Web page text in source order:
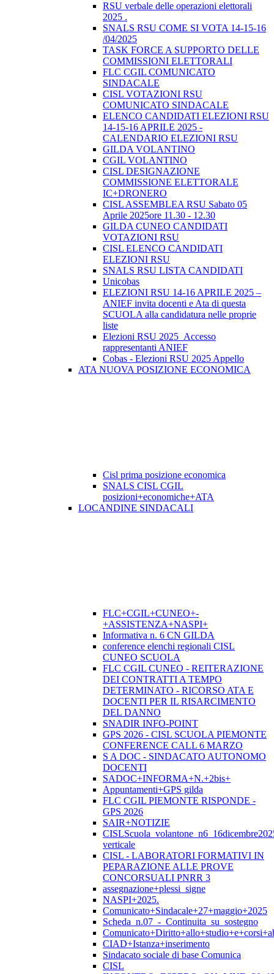
RSU verbale delle operazioni elettorali
2025 .
SNALS RSU COME SI VOTA 14-15-16
/04/2025
TASK FORCE A SUPPORTO DELLE
COMMISSIONI ELETTORALI
FLC CGIL COMUNICATO
SINDACALE
CISL VOTAZIONI RSU
COMUNICATO SINDACALE
ELENCO CANDIDATI ELEZIONI RSU
14-15-16 APRILE 2025 -
CALENDARIO ELEZIONI RSU
GILDA VOLANTINO
CGIL VOLANTINO
CISL DESIGNAZIONE
COMMISSIONE ELETTORALE
IC+DRONERO
CISL ASSEMBLEA RSU Sabato 05
Aprile 2025ore 11.30 - 12.30
GILDA CUNEO CANDIDATI
VOTAZIONI RSU
CISL ELENCO CANDIDATI
ELEZIONI RSU
SNALS RSU LISTA CANDIDATI
Unicobas
ELEZIONI RSU 14-16 APRILE 2025 –
ANIEF invita docenti e Ata di questa
SCUOLA alla candidatura nelle proprie
liste
Elezioni RSU 2025_Accesso
rappresentanti ANIEF
Cobas - Elezioni RSU 2025 Appello
ATA NUOVA POSIZIONE ECONOMICA
Cisl prima posizione economica
SNALS CISL CGIL
posizioni+economiche+ATA
LOCANDINE SINDACALI
FLC+CGIL+CUNEO+-
+ASSISTENZA+NASPI+
Informativa n. 6 CN GILDA
conference elenchi regionali CISL
CUNEO SCUOLA
FLC CGIL CUNEO - REITERAZIONE
DEI CONTRATTI A TEMPO
DETERMINATO - RICORSO ATA E
DOCENTI PER IL RISARCIMENTO
DEL DANNO
SNADIR INFO-POINT
GPS 2026 - CISL SCUOLA PIEMONTE
CONFERENCE CALL 6 MARZO
S A DOC - SINDACATO AUTONOMO
DOCENTI
SADOC+INFORMA+N.+2bis+
Appuntamenti+GPS gilda
FLC CGIL PIEMONTE RISPONDE -
GPS 2026
SAIR+NOTIZIE
verticale
CISL - LABORATORI FORMATIVI IN
PEPARAZIONE ALLE PROVE
CONCORSUALI PNRR 3
assegnazione+plessi_signe
NASPI+2025.
Comunicato+Sindacale+27+maggio+2025
Scheda_n.07_-_Continuita_su_sostegno
CIAD+Istanza+inserimento
Sindacato sociale di base Comunica
CISL